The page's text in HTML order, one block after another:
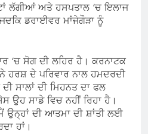
ਲੱਗੀਆਂ ਅਤੇ ਹਸਪਤਾਲ ‘ਚ ਇਲਾਜ
ਡਰਾਈਵਰ ਮਾਂਜੇਗੌੜਾ ਨੂੰ
‘ਚ ਸੋਗ ਦੀ ਲਹਿਰ ਹੈ। ਕਰਨਾਟਕ
ਦੇ ਪਰਿਵਾਰ ਨਾਲ ਹਮਦਰਦੀ
ਸਾਲਾਂ ਦੀ ਮਿਹਨਤ ਦਾ ਫਲ
ਸਾਡੇ ਵਿਚ ਨਹੀਂ ਰਿਹਾ ਹੈ।
ਦੀ ਆਤਮਾ ਦੀ ਸ਼ਾਂਤੀ ਲਈ
ਹਾਂ।